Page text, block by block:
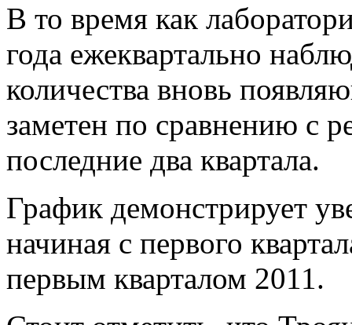
В то время как
года ежеквартально
количества вновь
заметен по сравнению с
последние два квартала.
График демонстрирует
начиная с первого
первым кварталом 2011.